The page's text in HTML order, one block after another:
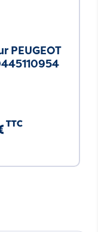
PEUGEOT
TTC